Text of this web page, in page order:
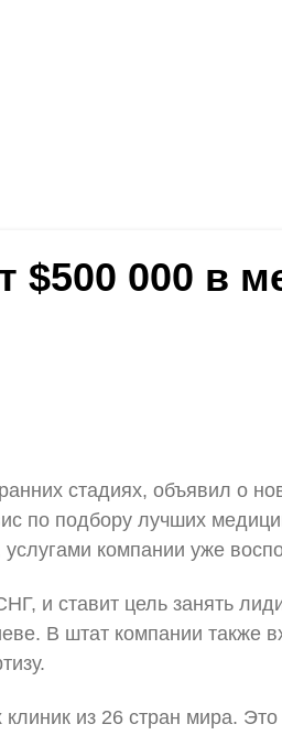
$500 000 в
стадиях, объявил о
по подбору лучших
компании уже
и ставит цель занять
В штат компании также
из 26 стран мира.